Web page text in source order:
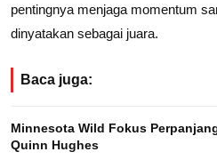
pentingnya menjaga momentum
dinyatakan sebagai juara.
Baca juga:
Minnesota Wild Fokus
Quinn Hughes